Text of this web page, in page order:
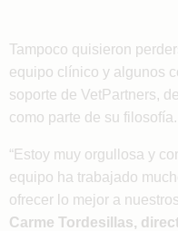
Tampoco quisieron
equipo clínico y algunos
soporte de VetPartners,
como parte de su filosofía.
“Estoy muy orgullosa y
equipo ha trabajado
ofrecer lo mejor a
Carme Tordesillas,